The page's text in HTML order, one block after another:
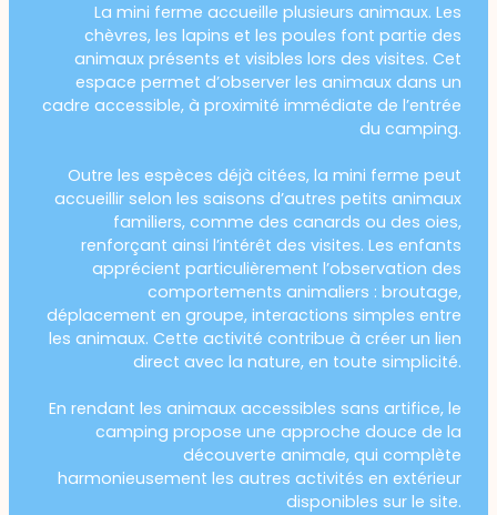
La mini ferme accueille plusieurs animaux. Les
chèvres, les lapins et les poules font partie des
animaux présents et visibles lors des visites. Cet
espace permet d’observer les animaux dans un
cadre accessible, à proximité immédiate de l’entrée
du camping.
Outre les espèces déjà citées, la mini ferme peut
accueillir selon les saisons d’autres petits animaux
familiers, comme des canards ou des oies,
renforçant ainsi l’intérêt des visites. Les enfants
apprécient particulièrement l’observation des
comportements animaliers : broutage,
déplacement en groupe, interactions simples entre
les animaux. Cette activité contribue à créer un lien
direct avec la nature, en toute simplicité.
En rendant les animaux accessibles sans artifice, le
camping propose une approche douce de la
découverte animale, qui complète
harmonieusement les autres activités en extérieur
disponibles sur le site.